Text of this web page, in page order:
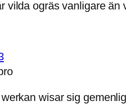
vilda ogräs vanligare
wisar sig